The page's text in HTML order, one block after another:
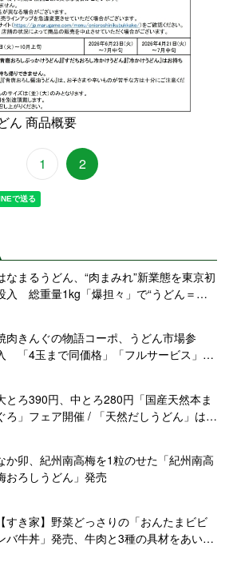
ん 商品概要
1 2
なまるうどん、“肉まみれ”新業態を東京初
入 総重量1kg「爆担々」で“うどん＝軽
肉きんぐの物語コーポ、うどん市場参
「4玉まで同価格」「フルサービス」
とろ390円、中とろ280円「国産天然本ま
ろ」フェア開催 / 「天然だしうどん」は
か卯、紀州南高梅を1粒のせた「紀州南高
おろしうどん」発売
【すき家】野菜どっさりの「おんたまビビ
バ牛丼」発売、牛肉と3種の具材をあいも